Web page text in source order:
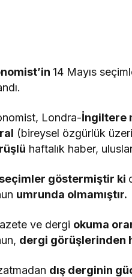
14 Mayıs
Londra-İngiltere
(bireysel özgürlük
haftalık haber,
göstermiştir ki
umrunda olmamıştır.
ve dergi okuma
dergi görüşlerinden
dış derginin